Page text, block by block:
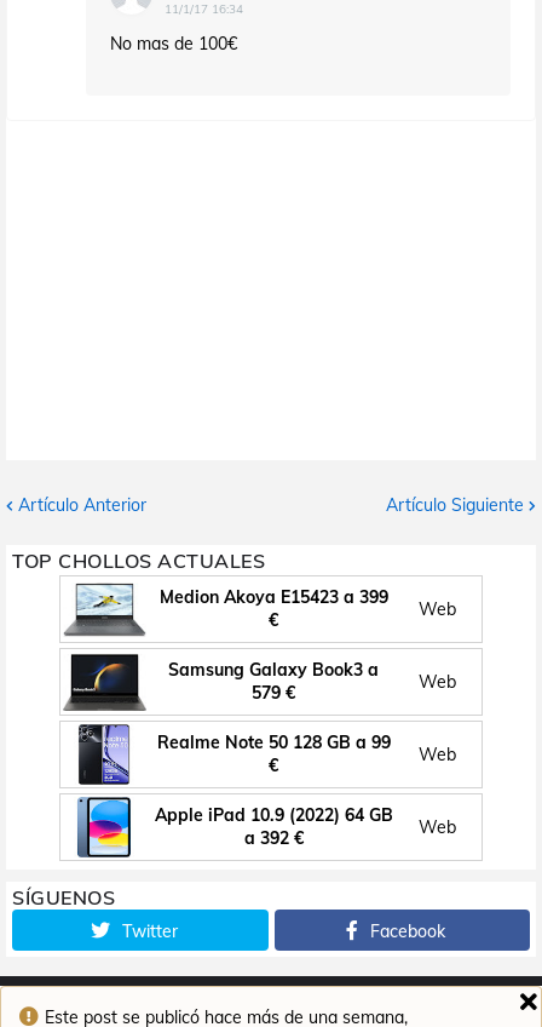
Este post se publicó hace más de una semana,
11/1/17 16:34
No mas de 100€
Artículo Anterior Artículo Siguiente
TOP CHOLLOS ACTUALES
Medion Akoya E15423 a 399
€
Web
Samsung Galaxy Book3 a
579 €
Web
Realme Note 50 128 GB a 99
€
Web
Apple iPad 10.9 (2022) 64 GB
a 392 €
Web
SÍGUENOS
Twitter Facebook